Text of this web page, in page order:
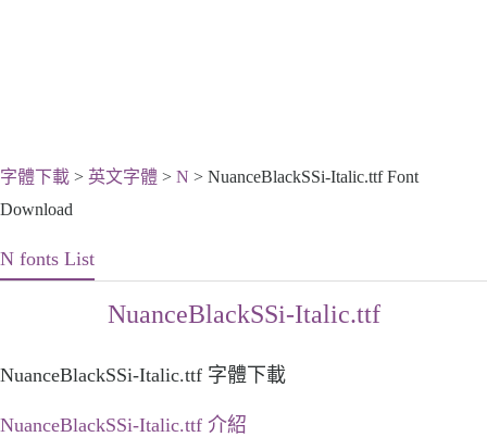
字體下載 > 英文字體 > N > NuanceBlackSSi-Italic.ttf Font
Download
N fonts List
NuanceBlackSSi-Italic.ttf
NuanceBlackSSi-Italic.ttf 字體下載
NuanceBlackSSi-Italic.ttf 介紹